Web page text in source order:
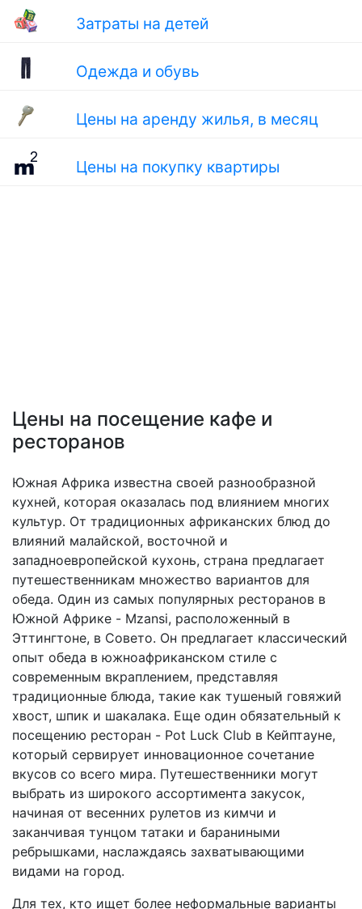
Затраты на детей
Одежда и обувь
Цены на аренду жилья, в месяц
Цены на покупку квартиры
Цены на посещение кафе и
ресторанов
Южная Африка известна своей разнообразной
кухней, которая оказалась под влиянием многих
культур. От традиционных африканских блюд до
влияний малайской, восточной и
западноевропейской кухонь, страна предлагает
путешественникам множество вариантов для
обеда. Один из самых популярных ресторанов в
Южной Африке - Mzansi, расположенный в
Эттингтоне, в Совето. Он предлагает классический
опыт обеда в южноафриканском стиле с
современным вкраплением, представляя
традиционные блюда, такие как тушеный говяжий
хвост, шпик и шакалака. Еще один обязательный к
посещению ресторан - Pot Luck Club в Кейптауне,
который сервирует инновационное сочетание
вкусов со всего мира. Путешественники могут
выбрать из широкого ассортимента закусок,
начиная от весенних рулетов из кимчи и
заканчивая тунцом татаки и бараниными
ребрышками, наслаждаясь захватывающими
видами на город.
Для тех, кто ищет более неформальные варианты